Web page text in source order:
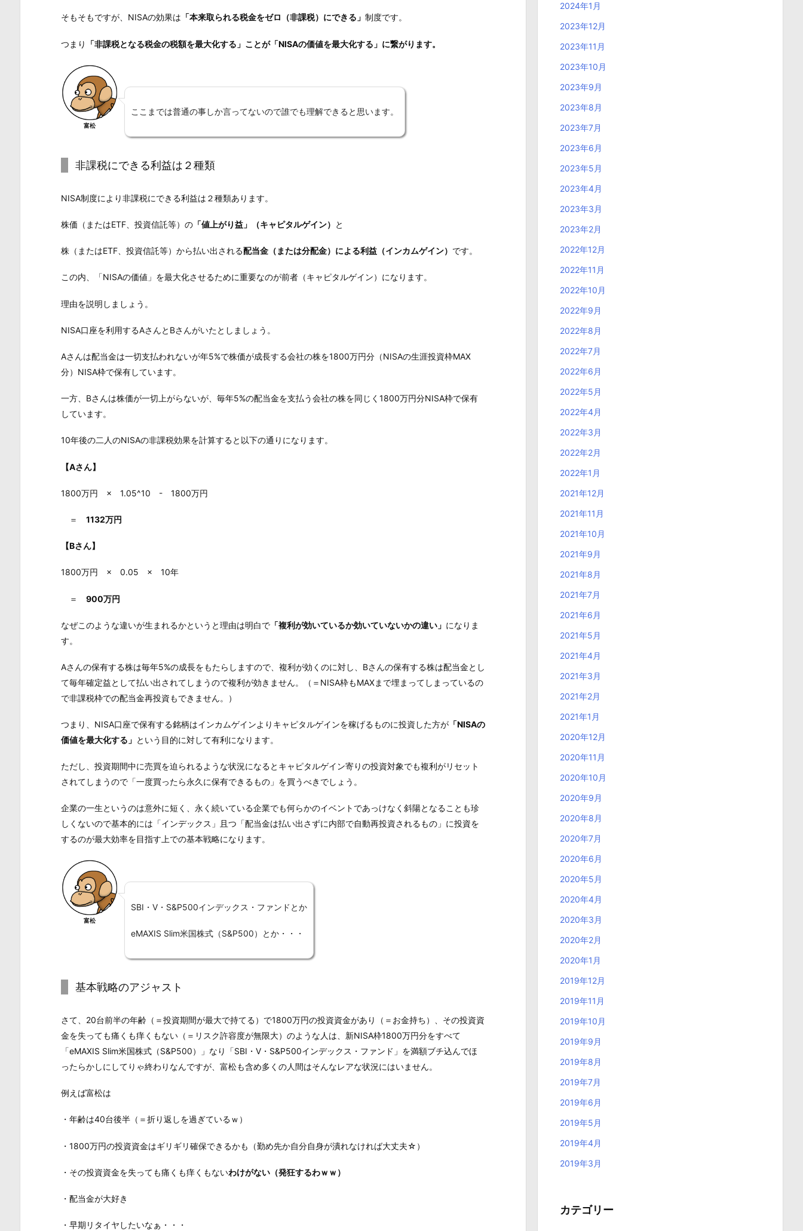
そもそもですが、 NISAの効果は 「本来取られる税金をゼロ（非課税）にできる」 制度です。
つまり 「非課税となる税金の税額を最大化する」ことが「NISAの価値を最大化する」に繋がります。
富松
ここまでは普通の事しか言ってないので誰でも理解できると思います。
非課税にできる利益は２種類
NISA制度により非課税にできる利益は２種類あります。
株価（またはETF、投資信託等）の 「値上がり益」（キャピタルゲイン） と
株（またはETF、投資信託等）から払い出される配当金（または分配金）による利益（インカムゲイン） です。
この内、「NISAの価値」を最大化させるために重要なのが前者（キャピタルゲイン）になります。
理由を説明しましょう。
NISA口座を利用するAさんとBさんがいたとしましょう。
Aさんは配当金は一切支払われないが年5%で株価が成長する会社の株を1800万円分（NISAの生涯投資枠MAX
分）NISA枠で保有しています。
一方、Bさんは株価が一切上がらないが、毎年5%の配当金を支払う会社の株を同じく1800万円分NISA枠で保有
しています。
10年後の二人のNISAの非課税効果を計算すると以下の通りになります。
【Aさん】
1800万円 × 1.05^10 - 1800万円
＝ 1132万円
【Bさん】
1800万円 × 0.05 × 10年
＝ 900万円
なぜこのような違いが生まれるかというと理由は明白で 「複利が効いているか効いていないかの違い」 になりま
す。
Aさんの保有する株は毎年5%の成長をもたらしますので、複利が効くのに対し、Bさんの保有する株は配当金とし
て毎年確定益として払い出されてしまうので複利が効きません。（＝NISA枠もMAXまで埋まってしまっているの
で非課税枠での配当金再投資もできません。）
つまり、NISA口座で保有する銘柄はインカムゲインよりキャピタルゲインを稼げるものに投資した方が 「NISAの
価値を最大化する」 という目的に対して有利になります。
ただし、投資期間中に売買を迫られるような状況になるとキャピタルゲイン寄りの投資対象でも複利がリセット
されてしまうので「一度買ったら永久に保有できるもの」を買うべきでしょう。
企業の一生というのは意外に短く、永く続いている企業でも何らかのイベントであっけなく斜陽となることも珍
しくないので基本的には「インデックス」且つ「配当金は払い出さずに内部で自動再投資されるもの」に投資を
するのが最大効率を目指す上での基本戦略になります。
富松
SBI・V・S&P500インデックス・ファンドとか
eMAXIS Slim米国株式（S&P500）とか・・・
基本戦略のアジャスト
さて、20台前半の年齢（＝投資期間が最大で持てる）で1800万円の投資資金があり（＝お金持ち）、その投資資
金を失っても痛くも痒くもない（＝リスク許容度が無限大）のような人は、新NISA枠1800万円分をすべて
「eMAXIS Slim米国株式（S&P500）」なり「SBI・V・S&P500インデックス・ファンド」を満額ブチ込んでほ
ったらかしにしてりゃ終わりなんですが、富松も含め多くの人間はそんなレアな状況にはいません。
例えば富松は
・年齢は40台後半（＝折り返しを過ぎているｗ）
・1800万円の投資資金はギリギリ確保できるかも（勤め先か自分自身が潰れなければ大丈夫☆）
・その投資資金を失っても痛くも痒くもないわけがない（発狂するわｗｗ）
・配当金が大好き
・早期リタイヤしたいなぁ・・・
2024年1月
2023年12月
2023年11月
2023年10月
2023年9月
2023年8月
2023年7月
2023年6月
2023年5月
2023年4月
2023年3月
2023年2月
2022年12月
2022年11月
2022年10月
2022年9月
2022年8月
2022年7月
2022年6月
2022年5月
2022年4月
2022年3月
2022年2月
2022年1月
2021年12月
2021年11月
2021年10月
2021年9月
2021年8月
2021年7月
2021年6月
2021年5月
2021年4月
2021年3月
2021年2月
2021年1月
2020年12月
2020年11月
2020年10月
2020年9月
2020年8月
2020年7月
2020年6月
2020年5月
2020年4月
2020年3月
2020年2月
2020年1月
2019年12月
2019年11月
2019年10月
2019年9月
2019年8月
2019年7月
2019年6月
2019年5月
2019年4月
2019年3月
カテゴリー